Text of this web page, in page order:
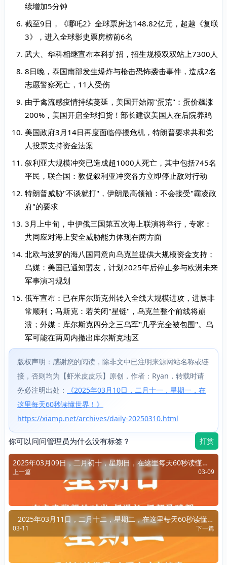
续增加5分钟
截至9日，《哪吒2》全球票房达148.82亿元，超越《复联
3》，进入全球影史票房榜前6名
武大、华科相继宣布本科扩招，招生规模双双站上7300人
8日晚，泰国南部发生爆炸与枪击恐怖袭击事件，造成2名
志愿警察死亡，11人受伤
由于禽流感疫情持续蔓延，美国开始闹"蛋荒"：蛋价飙涨
200%，美国开启全球扫货！部长建议美国人在后院养鸡
美国政府3月14日再度面临停摆危机，特朗普要求共和党
人投票支持资金法案
叙利亚大规模冲突已造成超1000人死亡，其中包括745名
平民，联合国：敦促叙利亚冲突各方立即停止敌对行动
特朗普威胁"不谈就打"，伊朗最高领袖：不会接受"霸凌政
府"的要求
3月上中旬，中伊俄三国第五次海上联演将举行，专家：
共同应对海上安全威胁能力体现在两方面
北欧与波罗的海八国同意向乌克兰提供大规模资金支持；
乌媒：美国已通知盟友，计划2025年后停止参与欧洲未来
军事演习规划
俄军宣布：已在库尔斯克州转入全线大规模进攻，进展非
常顺利；马斯克：若关闭"星链"，乌克兰整个前线将崩
溃；外媒：库尔斯克四分之三乌军"几乎完全被包围"。乌
军可能在两周内撤出库尔斯克地区
版权声明：感谢您的阅读，除非文中已注明来源网站名称或链
接，否则均为【虾米皮皮乐】原创，作者：Ryan，转载时请
务必注明出处：
《2025年03月10日，二月十一，星期一，在
这里每天60秒读懂世界！》
https://xiamp.net/archives/daily-20250310.html
你可以问问管理员为什么没有标签？ 打赏
2025年03月09日，二月初十，星期日，在这里每天60秒读懂世
界！
上一篇 03-09
2025年03月11日，二月十二，星期二，在这里每天60秒读懂世
界！
03-11 下一篇